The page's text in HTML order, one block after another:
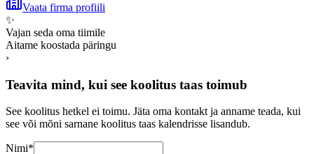
Vaata firma profiili
✨
Vajan seda oma tiimile
Aitame koostada päringu
›
Teavita mind, kui see koolitus taas toimub
See koolitus hetkel ei toimu. Jäta oma kontakt ja anname teada, kui
see või mõni sarnane koolitus taas kalendrisse lisandub.
Nimi*